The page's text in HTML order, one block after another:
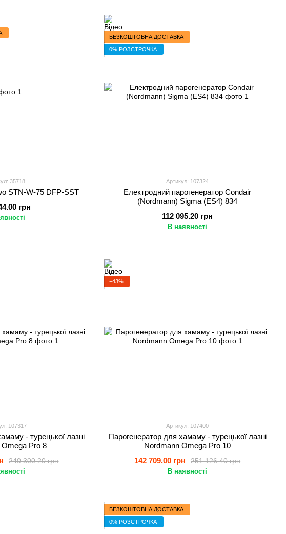
35718
STN-W-75 DFP-SST
грн
БЕЗКОШТОВНА ДОСТАВКА
0% РОЗСТРОЧКА
Артикул: 107324
Електродний парогенератор Condair
(Nordmann) Sigma (ES4) 834
112 095.20 грн
В наявності
107317
- турецької лазні
Pro 8
240 300.20 грн
−43%
Артикул: 107400
Парогенератор для хамаму - турецької лазні
Nordmann Omega Pro 10
251 126.40 грн
142 709.00 грн
В наявності
БЕЗКОШТОВНА ДОСТАВКА
0% РОЗСТРОЧКА